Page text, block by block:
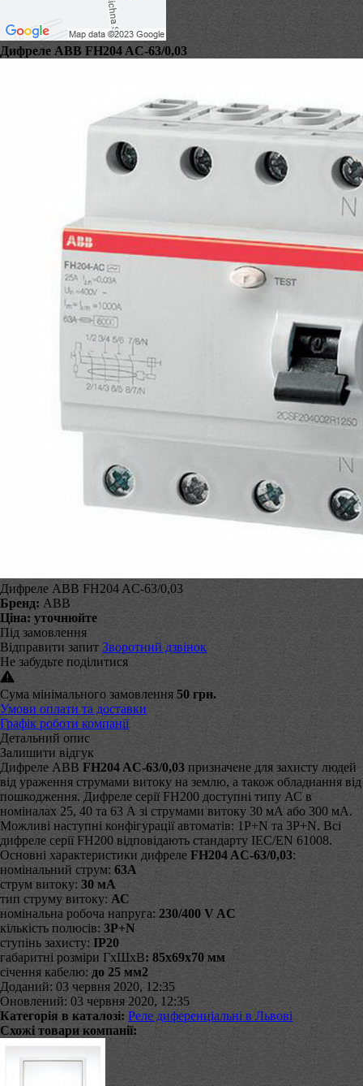
Дифреле ABB FH204 AC-63/0,03
Дифреле ABB FH204 AC-63/0,03
Бренд: АВВ
Ціна: уточнюйте
Під замовлення
Відправити запит Зворотний дзвінок
Не забудьте поділитися
Сума мінімального замовлення 50 грн.
Умови оплати та доставки
Графік роботи компанії
Детальний опис
Залишити відгук
Дифреле ABB FH204 AC-63/0,03 призначене для захисту людей
від ураження струмами витоку на землю, а також обладнання від
пошкодження. Дифреле серії FH200 доступні типу АС в
номіналах 25, 40 та 63 А зі струмами витоку 30 мА або 300 мА.
Можливі наступні конфігурації автоматів: 1P+N та 3P+N. Всі
дифреле серії FH200 відповідають стандарту IEC/EN 61008.
Основні характеристики дифреле FH204 AC-63/0,03:
номінальний струм: 63A
струм витоку: 30 мА
тип струму витоку: АС
номінальна робоча напруга: 230/400 V AC
кількість полюсів: 3P+N
ступінь захисту: IP20
габаритні розміри ГхШхВ: 85x69x70 мм
січення кабелю: до 25 мм2
Доданий: 03 червня 2020, 12:35
Оновлений: 03 червня 2020, 12:35
Категорія в каталозі: Реле диференціальні в Львові
Схожі товари компанії: